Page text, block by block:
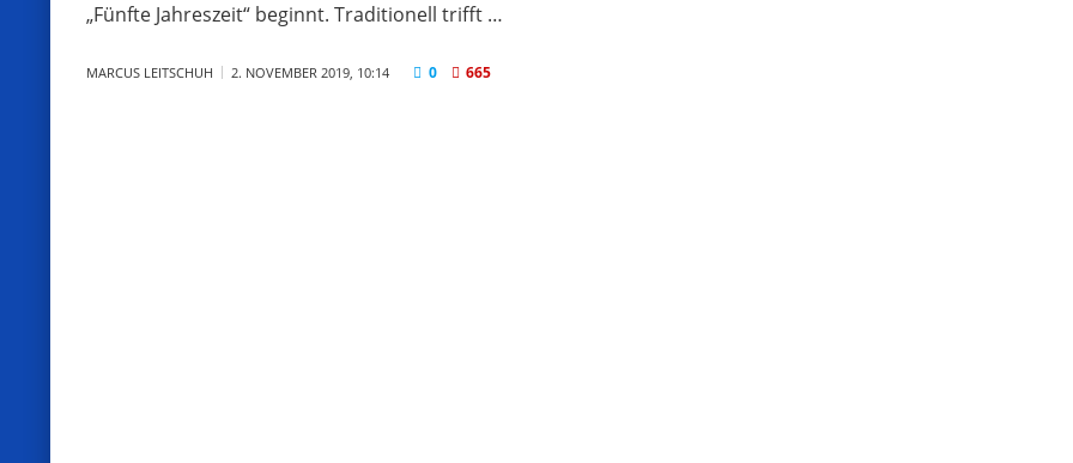
„Fünfte Jahreszeit“ beginnt. Traditionell trifft …
MARCUS LEITSCHUH 2. NOVEMBER 2019, 10:14 0 665